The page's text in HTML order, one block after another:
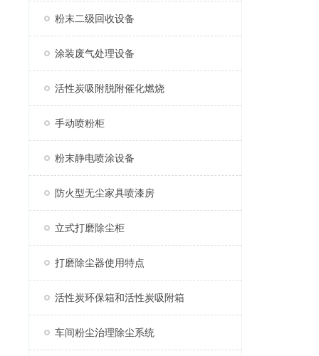
粉末二级回收设备
涂装废气处理设备
活性炭吸附脱附催化燃烧
手动喷粉柜
粉末静电喷涂设备
防火型无尘家具喷漆房
立式打磨除尘柜
打磨除尘器使用特点
活性炭环保箱和活性炭吸附箱
车间粉尘治理除尘系统